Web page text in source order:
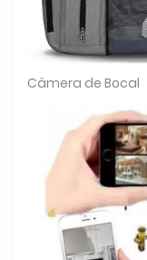
Câmera de Bocal